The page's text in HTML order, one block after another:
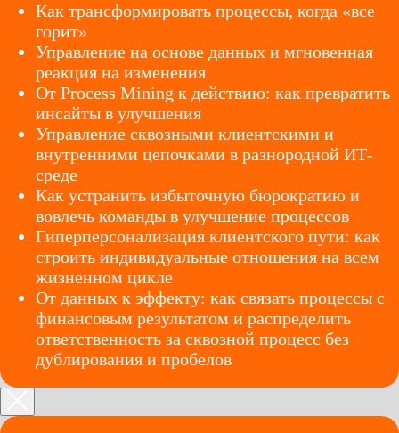
Как трансформировать процессы, когда «все
горит»
Управление на основе данных и мгновенная
реакция на изменения
От Process Mining к действию: как превратить
инсайты в улучшения
Управление сквозными клиентскими и
внутренними цепочками в разнородной ИТ-
среде
Как устранить избыточную бюрократию и
вовлечь команды в улучшение процессов
Гиперперсонализация клиентского пути: как
строить индивидуальные отношения на всем
жизненном цикле
От данных к эффекту: как связать процессы с
финансовым результатом и распределить
ответственность за сквозной процесс без
дублирования и пробелов